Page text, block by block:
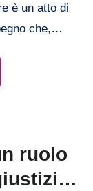
è un atto di
che,…
ruolo